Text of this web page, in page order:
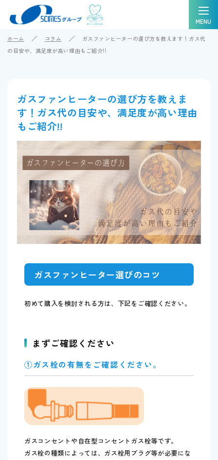
MENU
ホーム コラム
ガスファンヒーターの選び方を教えます！ガス代
の目安や、満足度が高い理由もご紹介!!
ガスファンヒーターの選び方を教えま
す！ガス代の目安や、満足度が高い理由
もご紹介!!
ガスファンヒーター選びのコツ
初めて購入を検討される方は、下記をご確認ください。
まずご確認ください
①ガス栓の有無をご確認ください。
ガスコンセントや自在型コンセントガス栓等です。
ガス栓の種類によっては、ガス栓用プラグ等が必要にな